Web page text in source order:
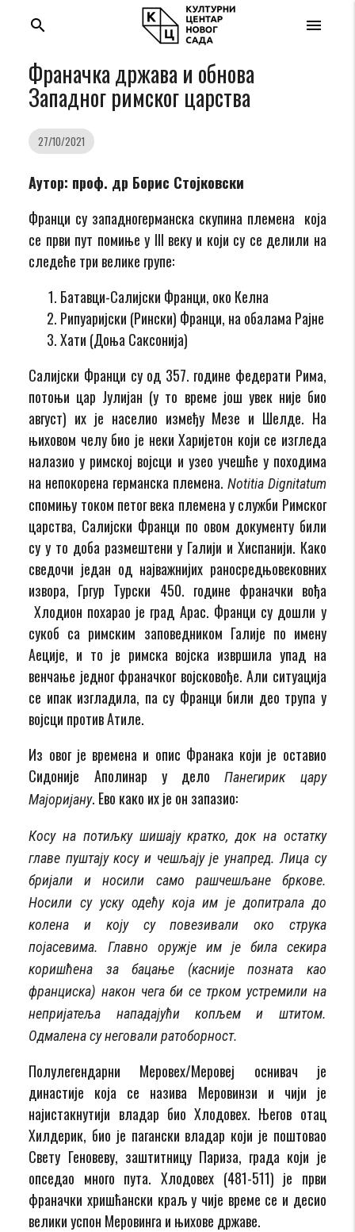
menu
search
Франачка држава и обнова
Западног римског царства
27/10/2021
Аутор: проф. др Борис Стојковски
Франци су западногерманска скупина племена која
се први пут помиње у III веку и који су се делили на
следеће три велике групе:
Батавци-Салијски Франци, око Келна
Рипуаријски (Рински) Франци, на обалама Рајне
Хати (Доња Саксонија)
Салијски Франци су од 357. године федерати Рима,
потоњи цар Јулијан (у то време још увек није био
август) их је населио између Мезе и Шелде. На
њиховом челу био је неки Харијетон који се изгледа
налазио у римској војсци и узео учешће у походима
на непокорена германска племена. Notitia Dignitatum
спомињу током петог века племена у служби Римског
царства, Салијски Франци по овом документу били
су у то доба размештени у Галији и Хиспанији. Како
сведочи један од најважнијих раносредњовековних
извора, Гргур Турски 450. године франачки вођа
Хлодион похарао је град Арас. Франци су дошли у
сукоб са римским заповедником Галије по имену
Аеције, и то је римска војска извршила упад на
венчање једног франачког војсковође. Али ситуација
се ипак изгладила, па су Франци били део трупа у
војсци против Атиле.
Из овог је времена и опис Франака који је оставио
Сидоније Аполинар у делоПанегирик цару
Мајоријану. Ево како их је он запазио:
Косу на потиљку шишају кратко, док на остатку
главе пуштају косу и чешљају је унапред. Лица су
бријали и носили само рашчешљане бркове.
Носили су уску одећу која им је допитрала до
колена и коју су повезивали око струка
појасевима. Главно оружје им је била секира
коришћена за бацање (касније позната као
франциска) након чега би се трком устремили на
непријатеља нападајући копљем и штитом.
Одмалена су неговали ратоборност.
Полулегендарни Меровех/Меровеј оснивач је
династије која се назива Меровинзи и чији је
најистакнутији владар био Хлодовех. Његов отац
Хилдерик, био је пагански владар који је поштовао
Свету Геновеву, заштитницу Париза, града који је
опседао много пута. Хлодовех (481-511) је први
франачки хришћански краљ у чије време се и десио
велики успон Меровинга и њихове државе.